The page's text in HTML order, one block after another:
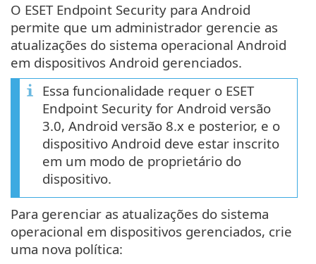
O ESET Endpoint Security para Android
permite que um administrador gerencie as
atualizações do sistema operacional Android
em dispositivos Android gerenciados.
Essa funcionalidade requer o ESET
Endpoint Security for Android versão
3.0, Android versão 8.x e posterior, e o
dispositivo Android deve estar inscrito
em um modo de proprietário do
dispositivo.
Para gerenciar as atualizações do sistema
operacional em dispositivos gerenciados, crie
uma nova política: